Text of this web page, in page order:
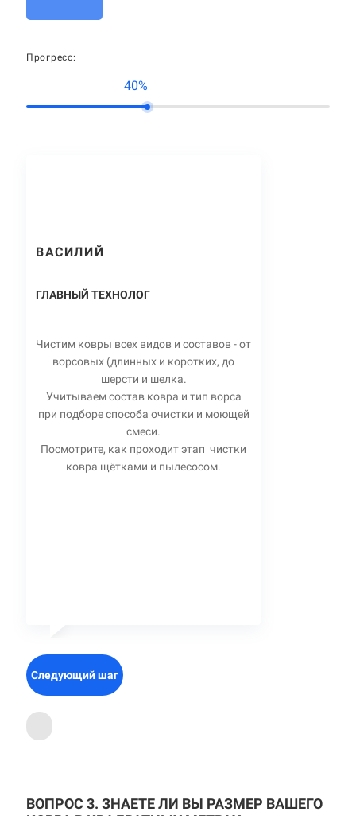
Прогресс:
40%
ВАСИЛИЙ
ГЛАВНЫЙ ТЕХНОЛОГ
Чистим ковры всех видов и составов - от
ворсовых (длинных и коротких, до
шерсти и шелка.
Учитываем состав ковра и тип ворса
при подборе способа очистки и моющей
смеси.
Посмотрите, как проходит этап чистки
ковра щётками и пылесосом.
Следующий шаг
ВОПРОС 3. ЗНАЕТЕ ЛИ ВЫ РАЗМЕР ВАШЕГО